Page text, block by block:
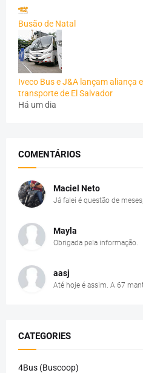
Busão de Natal
Iveco Bus e J&A lançam aliança
transporte de El Salvador
Há um dia
COMENTÁRIOS
Maciel Neto
Já falei é questão de
Mayla
Obrigada pela informação.
aasj
Até hoje é assim. A 67
CATEGORIES
4Bus (Buscoop)